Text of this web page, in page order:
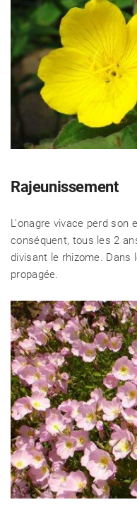
Rajeunissement
L'onagre vivace perd son
conséquent, tous les 2
divisant le rhizome. Dans
propagée.